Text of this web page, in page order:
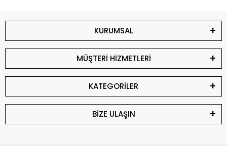
KURUMSAL
MÜŞTERİ HİZMETLERİ
KATEGORİLER
BİZE ULAŞIN